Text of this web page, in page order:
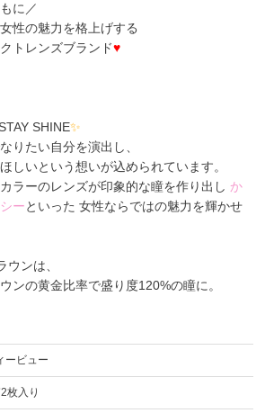
に／
性の魅力を格上げする
トレンズブランド♥
STAY SHINE✨
りたい自分を演出し、
しいという想いが込められています。
ラーのレンズが印象的な瞳を作り出し か
ーといった 女性ならではの魅力を輝かせ
ンは、
ンの黄金比率で盛り度120%の瞳に。
ービュー
枚入り